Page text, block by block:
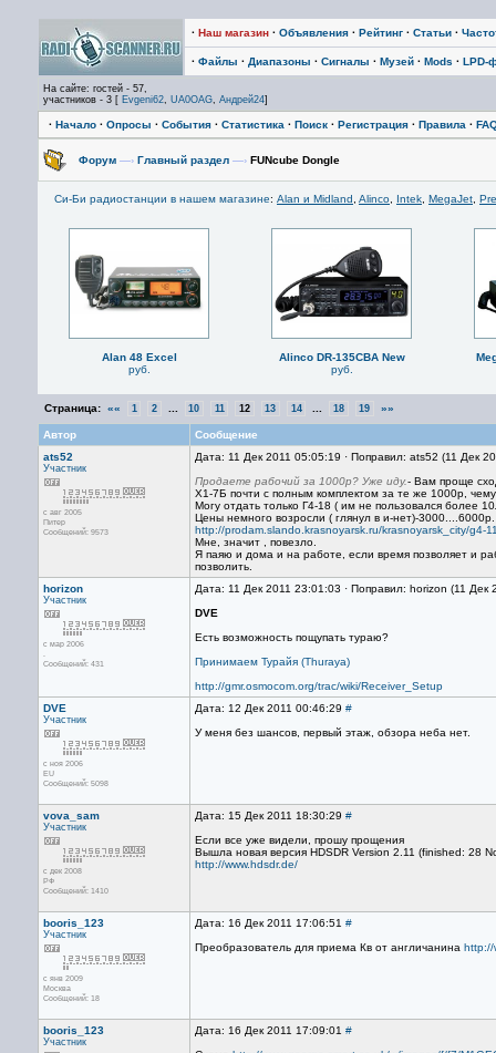
· Наш магазин · Объявления · Рейтинг · Статьи ·
· Файлы · Диапазоны · Сигналы · Музей · Mods · LPD-
На сайте: гостей - 57,
участников - 3 [ Evgeni62, UA0OAG, Андрей24]
· Начало · Опросы · События · Статистика · Поиск · Регистрация · Правила ·
Форум —› Главный раздел —› FUNcube Dongle
Си-Би радиостанции в нашем магазине: Alan и Midland Alinco Intek MegaJet
Alan 48 Excel
руб.
Alinco DR-135CBA New
руб.
Страница: «« 1 2 10 11 12 13 14 18 19 »»
Автор
Сообщение
ats52
Участник
с авг 2005
Питер
Сообщений: 9573
Дата: 11 Дек 2011 05:05:19 · Поправил: ats52 (11 Дек
Продаете рабочий за 1000р? Уже иду.- Вам проще
Х1-7Б почти с полным комплектом за те же 1000р,
Могу отдать только Г4-18 ( им не пользовался более
Цены немного возросли ( глянул в и-нет)-3000....6000р.
http://prodam.slando.krasnoyarsk.ru/krasnoyarsk_city/g4-
Мне, значит , повезло.
Я паяю и дома и на работе, если время позволяет и
позволить.
horizon
Участник
с мар 2006
.
Сообщений: 431
Дата: 11 Дек 2011 23:01:03 · Поправил: horizon (11 Дек
DVE
Есть возможность пощупать тураю?
Принимаем Турайя (Thuraya)
http://gmr.osmocom.org/trac/wiki/Receiver_Setup
DVE
Участник
с ноя 2006
EU
Сообщений: 5098
Дата: 12 Дек 2011 00:46:29 #
У меня без шансов, первый этаж, обзора неба нет.
vova_sam
Участник
с дек 2008
РФ
Сообщений: 1410
Дата: 15 Дек 2011 18:30:29 #
Если все уже видели, прошу прощения
Вышла новая версия HDSDR Version 2.11 (finished: 28
http://www.hdsdr.de/
booris_123
Участник
с янв 2009
Москва
Сообщений: 18
Дата: 16 Дек 2011 17:06:51 #
Преобразователь для приема Кв от англичанина http://
booris_123
Участник
Дата: 16 Дек 2011 17:09:01 #